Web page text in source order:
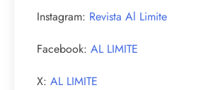
Instagram: Revista Al Limite
Facebook: AL LIMITE
X: AL LIMITE